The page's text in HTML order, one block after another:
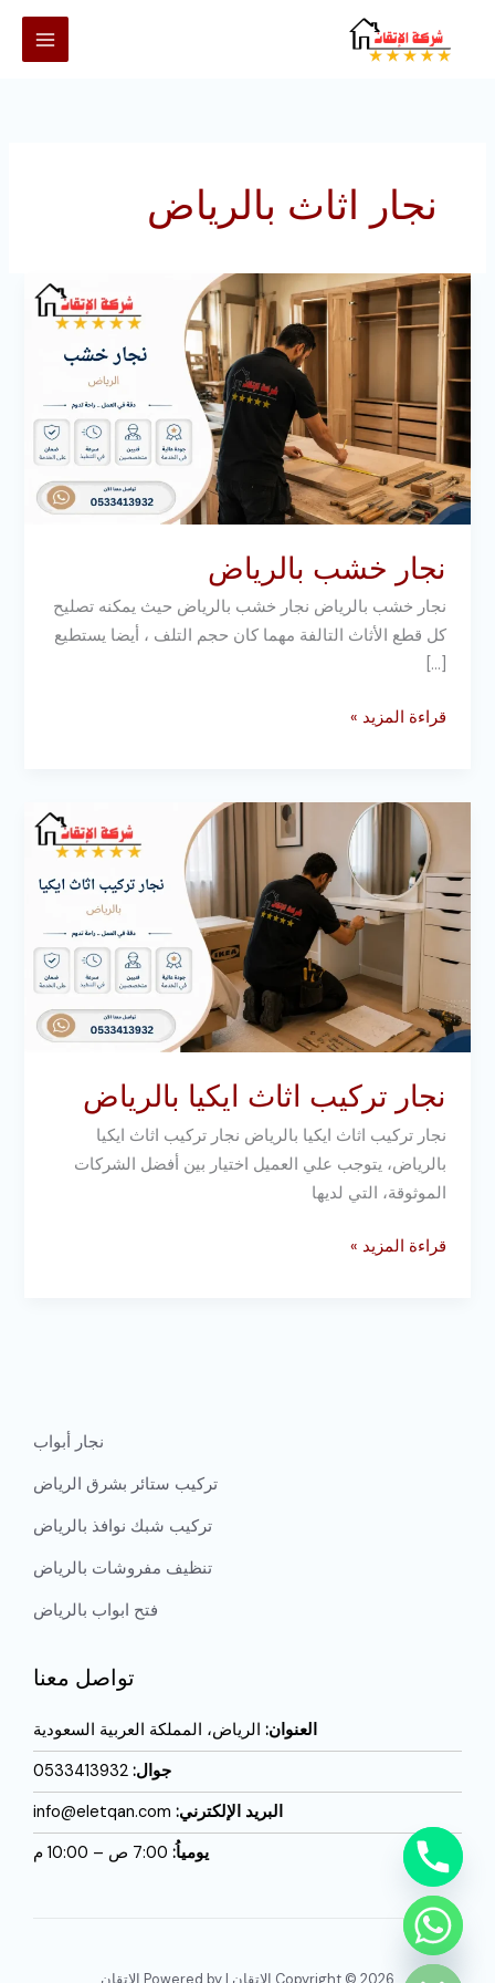
نجار اثاث بالرياض
نجار خشب بالرياض
نجار خشب بالرياض نجار خشب بالرياض حيث يمكنه تصليح
كل قطع الأثاث التالفة مهما كان حجم التلف ، أيضا يستطيع
[…]
نجار
خشب
بالرياض
قراءة المزيد »
نجار تركيب اثاث ايكيا بالرياض
نجار تركيب اثاث ايكيا بالرياض نجار تركيب اثاث ايكيا
بالرياض، يتوجب علي العميل اختيار بين أفضل الشركات
الموثوقة، التي لديها
نجار
تركيب
اثاث
ايكيا
بالرياض
قراءة المزيد »
نجار أبواب
تركيب ستائر بشرق الرياض
تركيب شبك نوافذ بالرياض
تنظيف مفروشات بالرياض
فتح ابواب بالرياض
تواصل معنا
العنوان: الرياض، المملكة العربية السعودية
جوال: 0533413932
البريد الإلكترني:
يومياُ:
Copyright © 2026 الاتقان | Powered by الاتقان
HIDE
CHATY